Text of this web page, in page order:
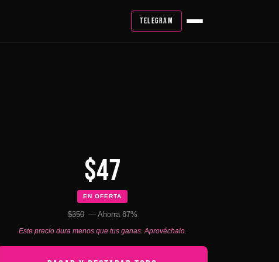
TELEGRAM
$47
EN OFERTA
$350 — Ahorra 87%
Este precio dura menos que tus ganas. Aprovéchalo.